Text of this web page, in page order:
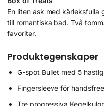
En liten ask med
till romantiska bad. Två
favoriter.
Produktegenskaper
G-spot Bullet med 5
Fingersleeve för
Tre progressiva